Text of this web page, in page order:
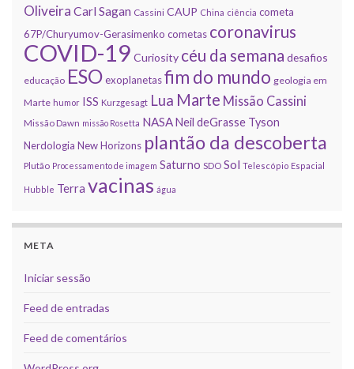
Oliveira Carl Sagan Cassini CAUP China ciência cometa
67P/Churyumov-Gerasimenko cometas coronavirus
COVID-19 Curiosity céu da semana desafios
educação ESOexoplanetasfim do mundo geologia em
Marte humor ISS Kurzgesagt Lua Marte Missão Cassini
Missão Dawn missão Rosetta NASANeil deGrasse Tyson
Nerdologia New Horizons plantão da descoberta
Plutão Processamento de imagem Saturno SDO Sol Telescópio Espacial
Hubble Terra vacinas água
META
Iniciar sessão
Feed de entradas
Feed de comentários